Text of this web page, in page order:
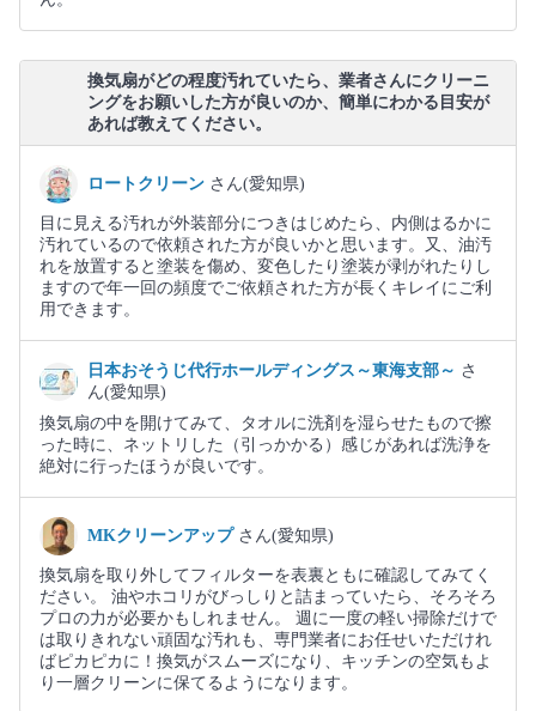
換気扇がどの程度汚れていたら、業者さんにクリーニ
ングをお願いした方が良いのか、簡単にわかる目安が
あれば教えてください。
ロートクリーン さん(愛知県)
目に見える汚れが外装部分につきはじめたら、内側はるかに
汚れているので依頼された方が良いかと思います。又、油汚
れを放置すると塗装を傷め、変色したり塗装が剥がれたりし
ますので年一回の頻度でご依頼された方が長くキレイにご利
用できます。
日本おそうじ代行ホールディングス～東海支部～ さ
ん(愛知県)
換気扇の中を開けてみて、タオルに洗剤を湿らせたもので擦
った時に、ネットリした（引っかかる）感じがあれば洗浄を
絶対に行ったほうが良いです。
MKクリーンアップ さん(愛知県)
換気扇を取り外してフィルターを表裏ともに確認してみてく
ださい。 油やホコリがびっしりと詰まっていたら、そろそろ
プロの力が必要かもしれません。 週に一度の軽い掃除だけで
は取りきれない頑固な汚れも、専門業者にお任せいただけれ
ばピカピカに！換気がスムーズになり、キッチンの空気もよ
り一層クリーンに保てるようになります。